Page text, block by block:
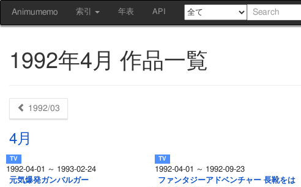
Animumemo 索引 年表 API
1992年4月 作品一覧
1992/03
4月
1992-04-01 ～ 1993-02-24
元気爆発ガンバルガー
1992-04-01 ～ 1992-09-23
ファンタジーアドベンチャー 長靴をは